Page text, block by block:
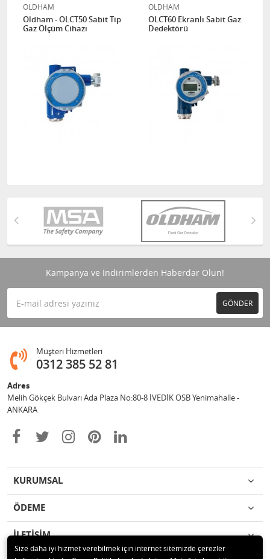
OLDHAM
Oldham - OLCT50 Sabit Tip
Gaz Ölçüm Cihazı
OLDHAM
OLCT60 Ekranlı Sabit Gaz
Dedektörü
Kampanya ve İndirimlerden Haberdar Olun!
GÖNDER
Müşteri Hizmetleri
0312 385 52 81
Adres
Melih Gökçek Bulvarı Ada Plaza No:80-8 İVEDİK OSB Yenimahalle -
ANKARA
KURUMSAL
ÖDEME
İLETİŞİM
Size daha iyi hizmet verebilmek için internet sitemizde çerezler